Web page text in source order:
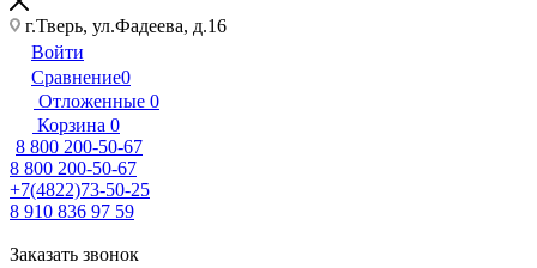
г.Тверь, ул.Фадеева, д.16
Войти
Сравнение0
Отложенные 0
Корзина 0
8 800 200-50-67
8 800 200-50-67
+7(4822)73-50-25
8 910 836 97 59
Заказать звонок